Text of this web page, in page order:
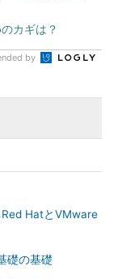
カギは？
by
HatとVMware
礎の基礎